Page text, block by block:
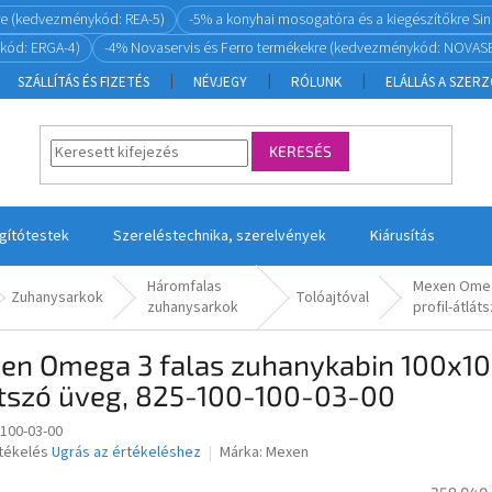
(kedvezménykód: REA-5)
-5% a konyhai mosogatóra és a kiegészítőkre
ERGA-4)
-4% Novaservis és Ferro termékekre (kedvezménykód:
SZÁLLÍTÁS ÉS FIZETÉS NÉVJEGY RÓLUNK ELÁLLÁS A
KERESÉS
Szereléstechnika, szerelvények Kiárusítás
Zuhanysarkok
Háromfalas
zuhanysarkok
Tolóajtóval
Mexen
profil-
Omega 3 falas zuhanykabin
üveg, 825-100-100-03-00
03-00
Ugrás az értékeléshez Márka: Mexen